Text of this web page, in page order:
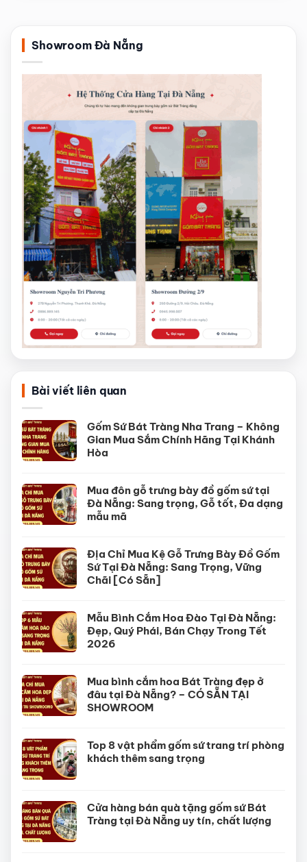
Showroom Đà Nẵng
Bài viết liên quan
Gốm Sứ Bát Tràng Nha Trang – Không
Gian Mua Sắm Chính Hãng Tại Khánh
Hòa
Mua đôn gỗ trưng bày đồ gốm sứ tại
Đà Nẵng: Sang trọng, Gỗ tốt, Đa dạng
mẫu mã
Địa Chỉ Mua Kệ Gỗ Trưng Bày Đồ Gốm
Sứ Tại Đà Nẵng: Sang Trọng, Vững
Chãi [Có Sẵn]
Mẫu Bình Cắm Hoa Đào Tại Đà Nẵng:
Đẹp, Quý Phái, Bán Chạy Trong Tết
2026
Mua bình cắm hoa Bát Tràng đẹp ở
đâu tại Đà Nẵng? – CÓ SẴN TẠI
SHOWROOM
Top 8 vật phẩm gốm sứ trang trí phòng
khách thêm sang trọng
Cửa hàng bán quà tặng gốm sứ Bát
Tràng tại Đà Nẵng uy tín, chất lượng